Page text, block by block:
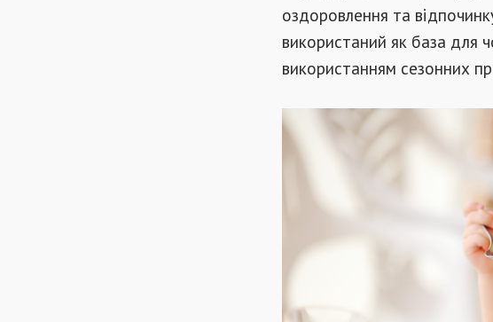
оздоровлення та
використаний як база для
використанням сезонних